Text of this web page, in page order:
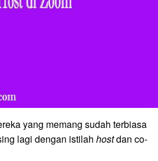
yang memang sudah terbiasa
lagi dengan istilah hostdan co-